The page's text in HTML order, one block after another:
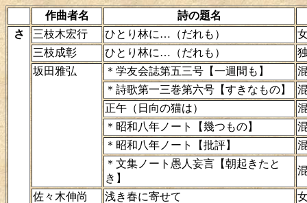
作曲者名
詩の題名
さ
三枝木宏行 ひとり林に…（だれも）
三枝成彰
ひとり林に…（だれも）
坂田雅弘
＊学友会誌第五三号【一週間も】
＊詩歌第一三巻第六号【すきなもの】
正午（日向の猫は）
＊昭和八年ノート【幾つもの】
＊昭和八年ノート【批評】
＊文集ノート愚人妄言【朝起きたと
き】
佐々木伸尚 浅き春に寄せて